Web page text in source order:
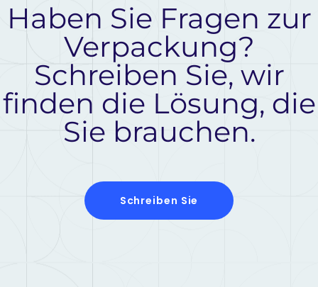
Haben Sie Fragen zur
Verpackung?
Schreiben Sie, wir
finden die Lösung, die
Sie brauchen.
Schreiben Sie